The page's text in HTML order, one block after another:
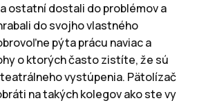
ostatní dostali do problémov a
do svojho vlastného
pýta prácu naviac a
o ktorých často zistíte, že sú
vystúpenia. Pätolízač
na takých kolegov ako ste vy